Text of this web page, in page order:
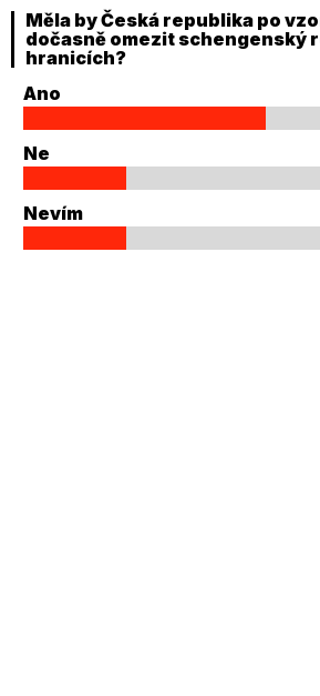
Měla by Česká republika po
dočasně omezit schengenský
hranicích?
Ano
Ne
Nevím